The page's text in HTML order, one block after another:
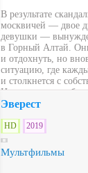
В результате
москвичей — двое
девушки —
в Горный Алтай. Они
и отдохнуть, но
ситуацию, где
и столкнется с
На кону — дружба,
Эверест
HD 2019
Мультфильмы